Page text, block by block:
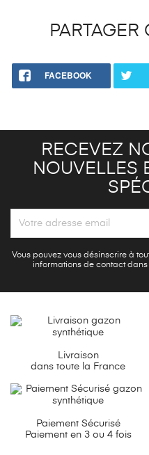
FACEBOOK
RECEVEZ
NOUVELLES
Vous pouvez vous désinscrire à
informations de contact
Livraison
dans toute la France
Paiement Sécurisé
Paiement en 3 ou 4 fois